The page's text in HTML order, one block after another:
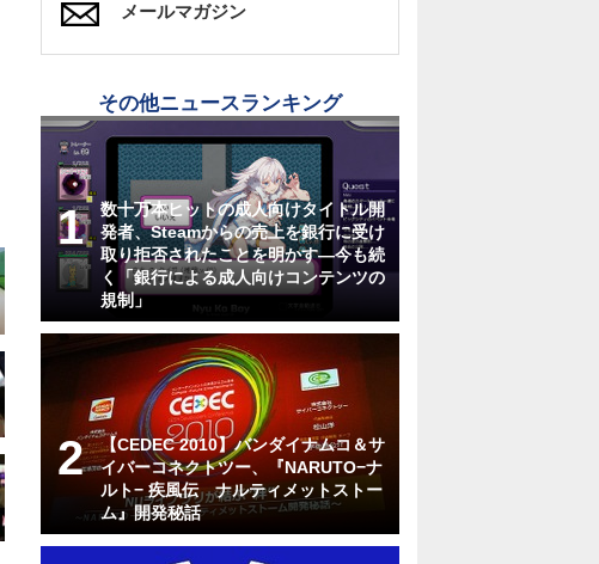
メールマガジン
その他ニュースランキング
数十万本ヒットの成人向けタイトル開
発者、Steamからの売上を銀行に受け
取り拒否されたことを明かす―今も続
く「銀行による成人向けコンテンツの
規制」
【CEDEC 2010】バンダイナムコ＆サ
イバーコネクトツー、『NARUTO−ナ
ルト− 疾風伝 ナルティメットストー
ム』開発秘話